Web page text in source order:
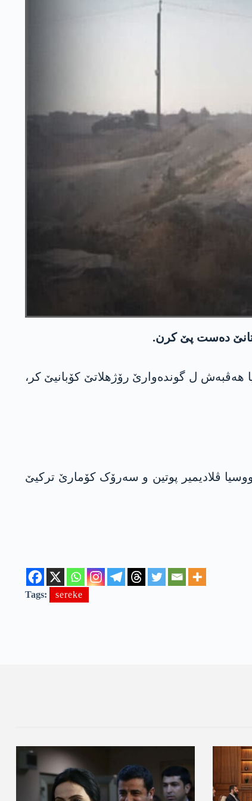
ده‌ست پێ كرن.
رۆژا پێنجشه‌می 26/11/2020ان، گەرەکە چاڤدێریێ یا ھەڤبەش ل گوندەوارێ رۆژھلاتێ کۆبانیێ کر،
ڤلادیمیر پوتین و سەرۆک كۆمارێ ترکیێ
Tags: sereke